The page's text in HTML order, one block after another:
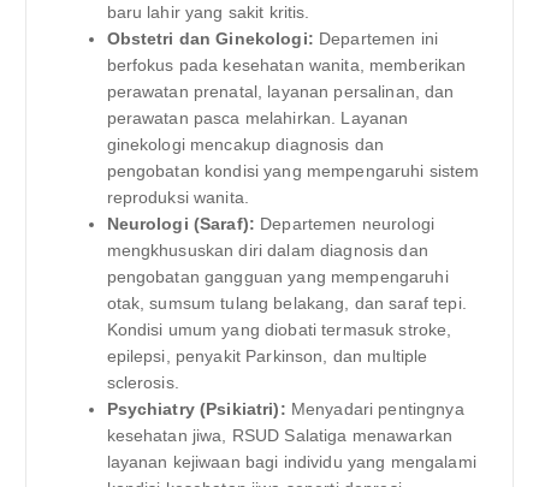
baru lahir yang sakit kritis.
Obstetri dan Ginekologi: Departemen ini
berfokus pada kesehatan wanita, memberikan
perawatan prenatal, layanan persalinan, dan
perawatan pasca melahirkan. Layanan
ginekologi mencakup diagnosis dan
pengobatan kondisi yang mempengaruhi sistem
reproduksi wanita.
Neurologi (Saraf): Departemen neurologi
mengkhususkan diri dalam diagnosis dan
pengobatan gangguan yang mempengaruhi
otak, sumsum tulang belakang, dan saraf tepi.
Kondisi umum yang diobati termasuk stroke,
epilepsi, penyakit Parkinson, dan multiple
sclerosis.
Psychiatry (Psikiatri): Menyadari pentingnya
kesehatan jiwa, RSUD Salatiga menawarkan
layanan kejiwaan bagi individu yang mengalami